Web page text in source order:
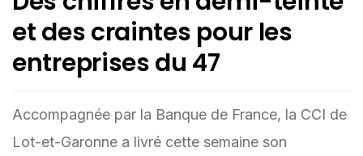
et des craintes pour les
entreprises du 47
Accompagnée par la Banque de France, la CCI de
Lot-et-Garonne a livré cette semaine son